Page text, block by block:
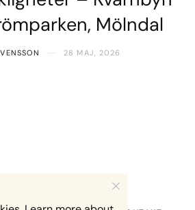
Mölndal
28 MAJ, 2026